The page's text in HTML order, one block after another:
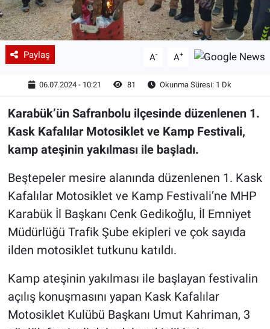
Paylaş A- A+
06.07.2024 - 10:21 81 Okunma Süresi: 1 Dk
Karabük’ün Safranbolu ilçesinde düzenlenen 1.
Kask Kafalılar Motosiklet ve Kamp Festivali,
kamp ateşinin yakılması ile başladı.
Beştepeler mesire alanında düzenlenen 1. Kask
Kafalılar Motosiklet ve Kamp Festivali’ne MHP
Karabük İl Başkanı Cenk Gedikoğlu, İl Emniyet
Müdürlüğü Trafik Şube ekipleri ve çok sayıda
ilden motosiklet tutkunu katıldı.
Kamp ateşinin yakılması ile başlayan festivalin
açılış konuşmasını yapan Kask Kafalılar
Motosiklet Kulübü Başkanı Umut Kahriman, 3